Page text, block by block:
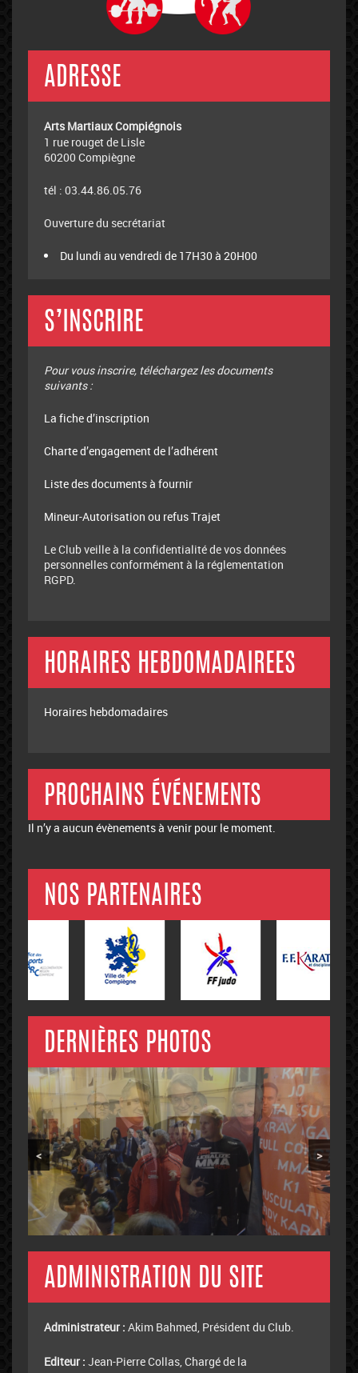
ADRESSE
Arts Martiaux Compiégnois
1 rue rouget de Lisle
60200 Compiègne
tél : 03.44.86.05.76
Ouverture du secrétariat
Du lundi au vendredi de 17H30 à 20H00
S’INSCRIRE
Pour vous inscrire, téléchargez les documents
suivants :
La fiche d’inscription
Charte d’engagement de l’adhérent
Liste des documents à fournir
Mineur-Autorisation ou refus Trajet
Le Club veille à la confidentialité de vos données
personnelles conformément à la réglementation
RGPD.
HORAIRES HEBDOMADAIREES
Horaires hebdomadaires
PROCHAINS ÉVÉNEMENTS
Il n’y a aucun évènements à venir pour le moment.
NOS PARTENAIRES
DERNIÈRES PHOTOS
< >
ADMINISTRATION DU SITE
Administrateur : Akim Bahmed, Président du Club.
Editeur : Jean-Pierre Collas, Chargé de la